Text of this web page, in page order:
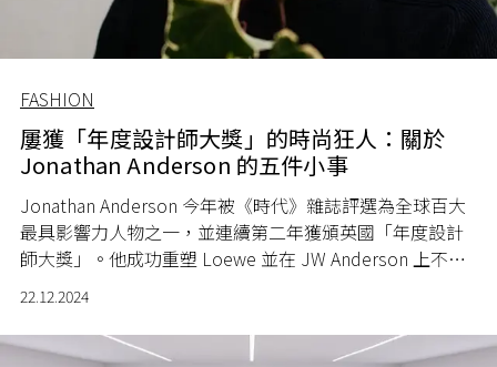
FASHION
屢獲「年度設計師大獎」的時尚狂人：關於
Jonathan Anderson 的五件小事
Jonathan Anderson 今年被《時代》雜誌評選為全球百大
最具影響力人物之一，並連續第二年獲頒英國「年度設計
師大獎」。他成功重塑 Loewe 並在 JW Anderson 上不斷
悉，現在就快來了解這位「時尚金童」的五件小事吧！
22.12.2024